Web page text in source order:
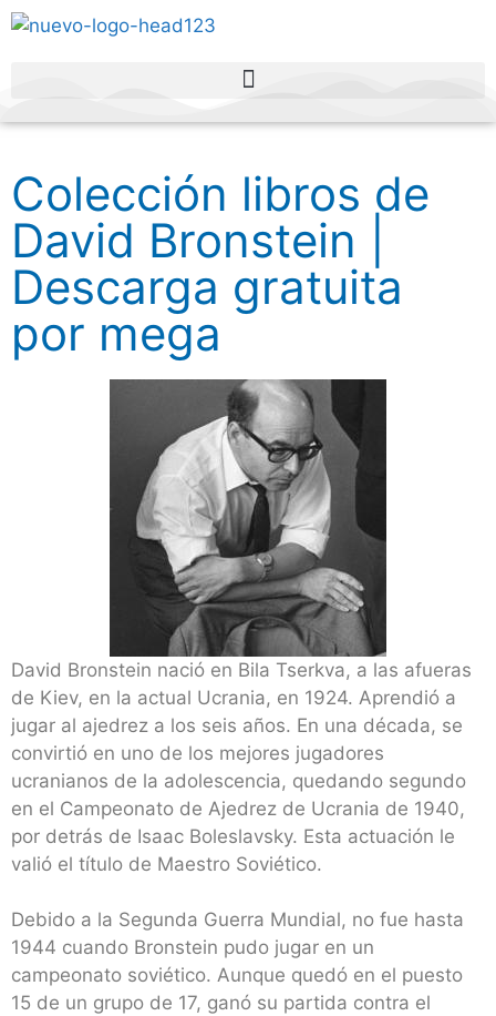
Colección libros de
David Bronstein |
Descarga gratuita
por mega
David Bronstein nació en Bila Tserkva, a las afueras
de Kiev, en la actual Ucrania, en 1924. Aprendió a
jugar al ajedrez a los seis años. En una década, se
convirtió en uno de los mejores jugadores
ucranianos de la adolescencia, quedando segundo
en el Campeonato de Ajedrez de Ucrania de 1940,
por detrás de Isaac Boleslavsky. Esta actuación le
valió el título de Maestro Soviético.
Debido a la Segunda Guerra Mundial, no fue hasta
1944 cuando Bronstein pudo jugar en un
campeonato soviético. Aunque quedó en el puesto
15 de un grupo de 17, ganó su partida contra el